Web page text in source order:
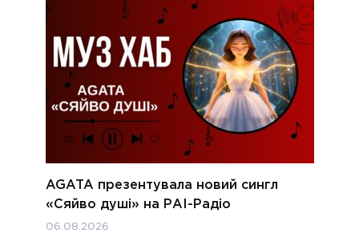
AGATA презентувала новий сингл
«Сяйво душі» на РАІ-Радіо
06.08.2026